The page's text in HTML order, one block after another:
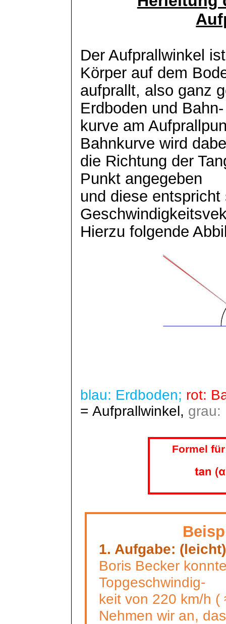
Der Aufprallwinkel
Körper auf dem
aufprallt, also ganz
Erdboden und Bahn-
kurve am
Bahnkurve wird
die Richtung der
Punkt angegeben
und diese
Hierzu folgende
blau: Erdboden; rot:
= Aufprallwinkel, grau:
Formel
1. Aufgabe: (leicht)
Boris Becker
Topgeschwindig-
keitvon 220 km/h (
Nehmen wir an,